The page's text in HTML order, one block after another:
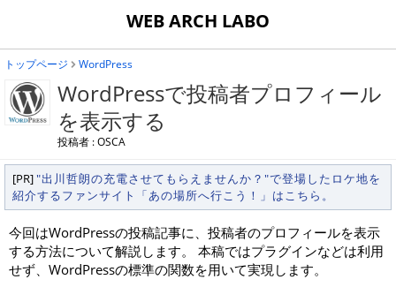
WEB ARCH LABO
トップページ WordPress
WordPressで投稿者プロフィール
を表示する
投稿者 : OSCA
[PR]"出川哲朗の充電させてもらえませんか？"で登場したロケ地を
紹介するファンサイト「あの場所へ行こう！」はこちら。
今回はWordPressの投稿記事に、投稿者のプロフィールを表示
する方法について解説します。 本稿ではプラグインなどは利用
せず、WordPressの標準の関数を用いて実現します。